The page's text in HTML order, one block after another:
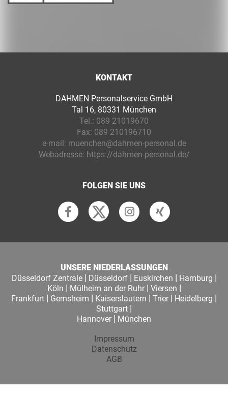
KONTAKT
DAHMEN Personalservice GmbH
Tal 16, 80331 München
Tel.: 089 21019670
Fax: 089 210196710
e-mail: muenchen@dahmen-personal.de
Webadresse: https://dahmen-personal.de/
FOLGEN SIE UNS
UNSERE NIEDERLASSUNGEN
Düsseldorf Zentrale| Düsseldorf| Euskirchen | Hamburg |
Köln | Mülheim an der Ruhr| Viersen |
Frankfurt | Gernsheim | Kaiserslautern | Trier | Heidelberg |
Stuttgart |
Hannover | München
Impressum
Datenschutz
AGB